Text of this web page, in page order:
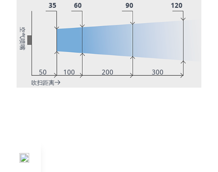
空气喷嘴
吹扫距离
35 60 90 120
50 100 200 300